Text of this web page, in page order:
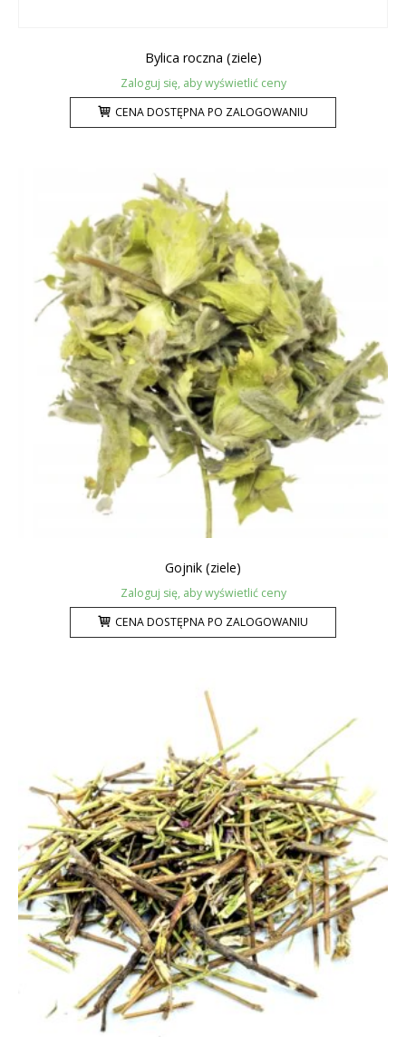
Bylica roczna (ziele)
Zaloguj się, aby wyświetlić ceny
CENA DOSTĘPNA PO ZALOGOWANIU
Gojnik (ziele)
Zaloguj się, aby wyświetlić ceny
CENA DOSTĘPNA PO ZALOGOWANIU